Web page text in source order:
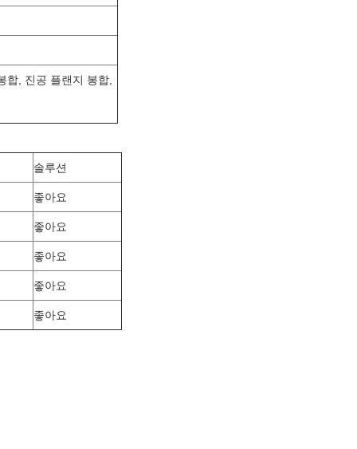
합, 진공 플랜지 봉합,
솔루션
좋아요
좋아요
좋아요
좋아요
좋아요